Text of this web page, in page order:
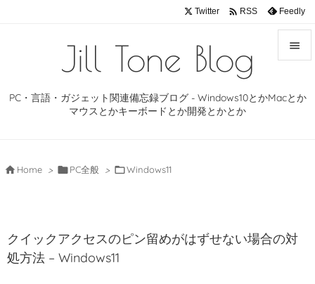
Jill Tone Blog
PC・言語・ガジェット関連備忘録ブログ - Windows10とかMacとか
マウスとかキーボードとか開発とかとか

検索
Twitter  RSS Feedly
 Home > PC全般 > Windows11
クイックアクセスのピン留めがはずせない場合の対
処方法 – Windows11